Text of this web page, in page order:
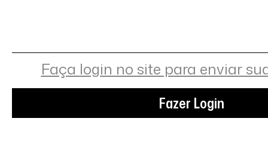
Faça login no site para enviar
Fazer Login